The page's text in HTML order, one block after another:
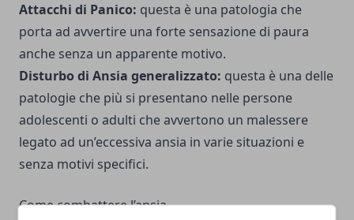
Attacchi di Panico: questa è una patologia che
porta ad avvertire una forte sensazione di paura
anche senza un apparente motivo.
Disturbo di Ansia generalizzato: questa è una delle
patologie che più si presentano nelle persone
adolescenti o adulti che avvertono un malessere
legato ad un’eccessiva ansia in varie situazioni e
senza motivi specifici.
Come combattere l’ansia